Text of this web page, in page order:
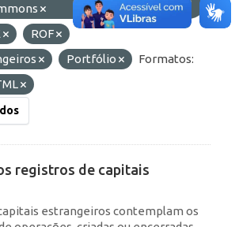
ROF
Portfólio
Formatos:
registros de capitais
estrangeiros contemplam os